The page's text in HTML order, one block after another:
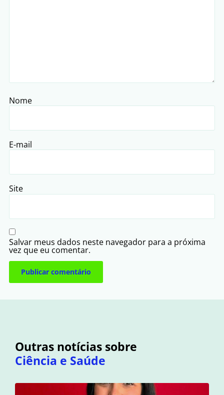
Nome
E-mail
Site
Salvar meus dados neste navegador para a próxima
vez que eu comentar.
Outras notícias sobre
Ciência e Saúde